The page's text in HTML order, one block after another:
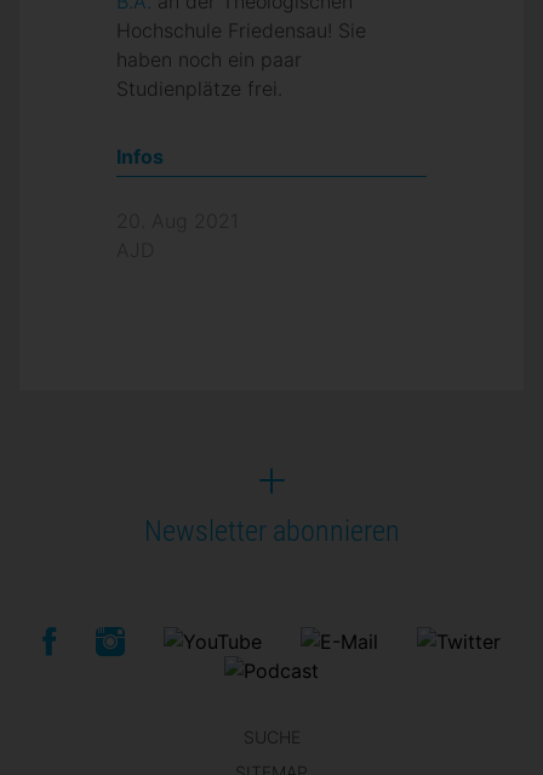
Hochschule Friedensau! Sie
haben noch ein paar
Studienplätze frei.
Infos
Newsletter abonnieren
SUCHE